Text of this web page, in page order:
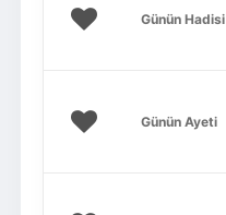
Günün Hadisi
Günün Ayeti